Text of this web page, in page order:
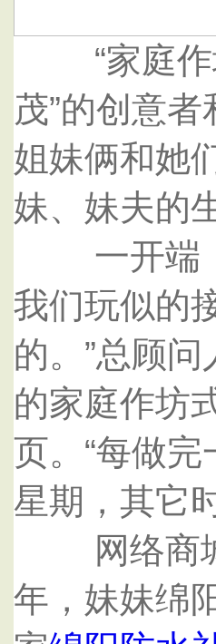
“家庭作坊
茂”的创意
姐妹俩和她
妹、妹夫的
一开端，
我们玩似的
的。”总顾
的家庭作坊
页。“每做
星期，其它
网络商城
年，妹妹绵